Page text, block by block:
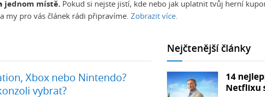
jednom místě. Pokud si nejste jistí, kde nebo jak uplatnit tvůj herní
my pro vás článek rádi připravíme. Zobrazit více.
Xbox nebo Nintendo?
vybrat?
Nejčtenější články
14
Netflixu